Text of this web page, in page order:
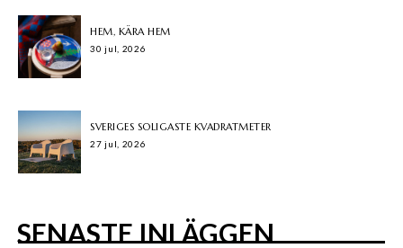
HEM, KÄRA HEM
30 jul, 2026
SVERIGES SOLIGASTE KVADRATMETER
27 jul, 2026
SENASTE INLÄGGEN